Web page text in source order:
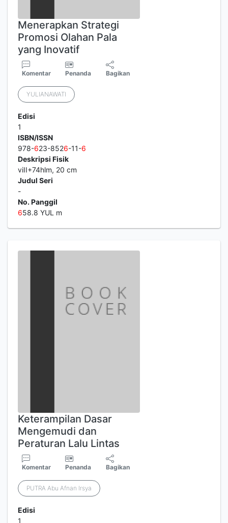
Menerapkan Strategi
Promosi Olahan Pala
yang Inovatif
Komentar Penanda Bagikan
YULIANAWATI
Edisi
1
ISBN/ISSN
978-623-8526-11-6
Deskripsi Fisik
viII+74hlm, 20 cm
Judul Seri
-
No. Panggil
658.8 YUL m
Keterampilan Dasar
Mengemudi dan
Peraturan Lalu Lintas
Komentar Penanda Bagikan
PUTRA Abu Afnan Irsya
Edisi
1